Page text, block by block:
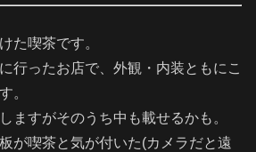
た喫茶です。
行ったお店で、外観・内装ともにこ
。
ますがそのうち中も載せるかも。
が喫茶と気が付いた(カメラだと遠